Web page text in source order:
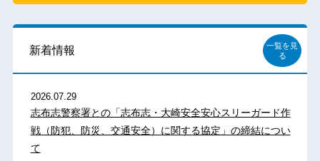
新着情報
一覧を見
る
2026.07.29
志布志警察署との「志布志・大崎安全安心スリーガード作
戦（防犯、防災、交通安全）に関する協定」の締結につい
て